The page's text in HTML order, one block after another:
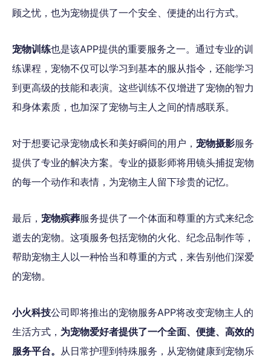
顾之忧，也为宠物提供了一个安全、便捷的出行方式。
宠物训练也是该APP提供的重要服务之一。通过专业的训
练课程，宠物不仅可以学习到基本的服从指令，还能学习
到更高级的技能和表演。这些训练不仅增进了宠物的智力
和身体素质，也加深了宠物与主人之间的情感联系。
对于想要记录宠物成长和美好瞬间的用户， 宠物摄影服务
提供了专业的解决方案。专业的摄影师将用镜头捕捉宠物
的每一个动作和表情，为宠物主人留下珍贵的记忆。
最后， 宠物殡葬服务提供了一个体面和尊重的方式来纪念
逝去的宠物。这项服务包括宠物的火化、纪念品制作等，
帮助宠物主人以一种恰当和尊重的方式，来告别他们深爱
的宠物。
小火科技公司即将推出的宠物服务APP将改变宠物主人的
生活方式， 为宠物爱好者提供了一个全面、便捷、高效的
服务平台。 从日常护理到特殊服务，从宠物健康到宠物乐